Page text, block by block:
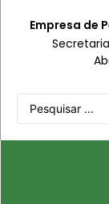
Empresa de